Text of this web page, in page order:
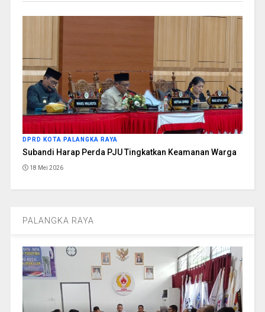
DPRD KOTA PALANGKA RAYA
Subandi Harap Perda PJU Tingkatkan Keamanan Warga
18 Mei 2026
PALANGKA RAYA